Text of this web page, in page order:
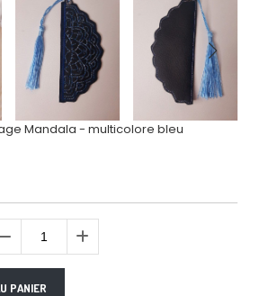
Mandala - multicolore bleu
PANIER